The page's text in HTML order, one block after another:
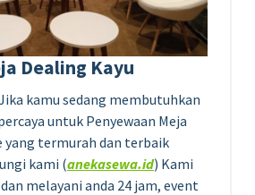
Dealing Kayu
kamu sedang membutuhkan
untuk Penyewaan Meja
yang termurah dan terbaik
kami (anekasewa.id) Kami
melayani anda 24 jam, event